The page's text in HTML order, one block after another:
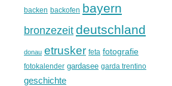
backen backofen bayern
bronzezeit deutschland
donau etrusker feta fotografie
fotokalender gardasee garda trentino
geschichte